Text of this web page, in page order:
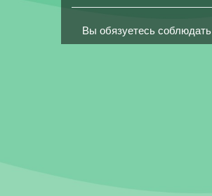
Вы обязуетесь соблюдать